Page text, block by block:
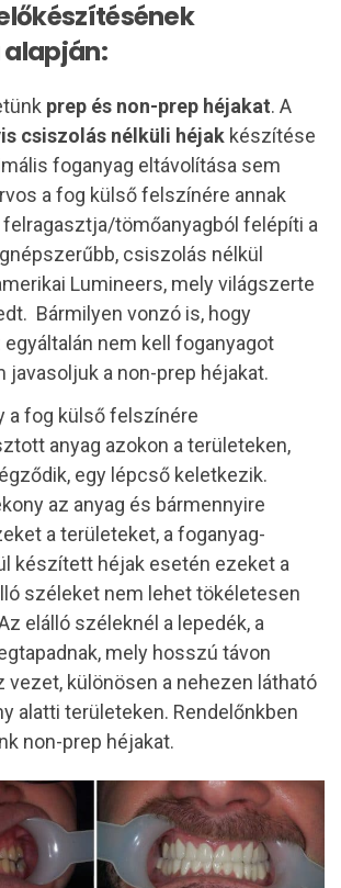
prep és non-prep héjakat. A
csiszolás nélküli héjak készítése
foganyag eltávolítása sem
a fog külső felszínére annak
felragasztja/tömőanyagból felépíti a
csiszolás nélkül
Lumineers, mely világszerte
Bármilyen vonzó is, hogy
nem kell foganyagot
javasoljuk a non-prep héjakat.
a fog külső felszínére
anyag azokon a területeken,
egy lépcső keletkezik.
az anyag és bármennyire
a területeket, a foganyag-
készített héjak esetén ezeket a
széleket nem lehet tökéletesen
elálló széleknél a lepedék, a
mely hosszú távon
vezet, különösen a nehezen látható
alatti területeken. Rendelőnkben
non-prep héjakat.